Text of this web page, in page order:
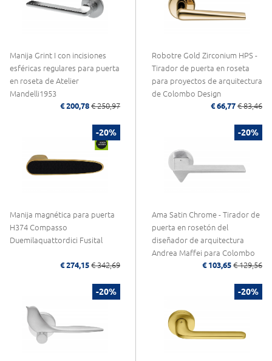
Manija Grint I con incisiones
esféricas regulares para puerta
en roseta de Atelier
Mandelli1953
€ 200,78 € 250,97
Robotre Gold Zirconium HPS -
Tirador de puerta en roseta
para proyectos de arquitectura
de Colombo Design
€ 66,77 € 83,46
-20%
Manija magnética para puerta
H374 Compasso
Duemilaquattordici Fusital
€ 274,15 € 342,69
-20%
Ama Satin Chrome - Tirador de
puerta en rosetón del
diseñador de arquitectura
Andrea Maffei para Colombo
€ 103,65 € 129,56
-20% -20%